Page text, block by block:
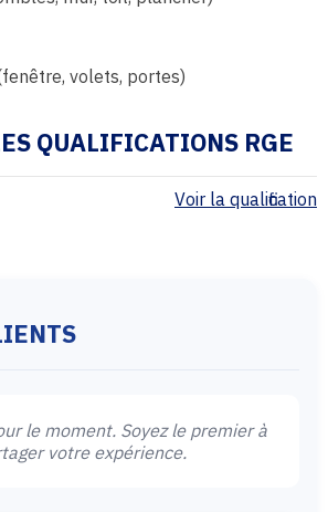
volets, portes)
QUALIFICATIONS RGE
Voir la qualification
le moment. Soyez le premier à
votre expérience.